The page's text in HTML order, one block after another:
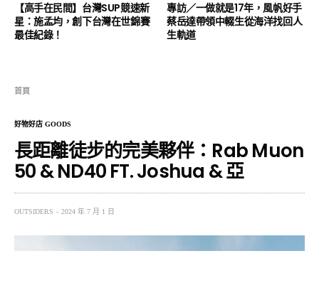
【高手在民間】台灣SUP競速新
星：施孟均，創下台灣在世錦賽
最佳紀錄！
專訪／一做就是17年，風帆好手
蔡岳達帶領中輟生從海洋找回人
生軌道
首頁
好物好店 GOODS
長距離徒步的完美夥伴：Rab Muon
50 & ND40 FT. Joshua & 亞
OUTSIDERS 2024 年 7 月 1 日